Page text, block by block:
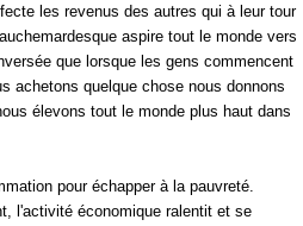
les revenus des autres qui à leur tour
aspire tout le monde vers
que lorsque les gens commencent
achetons quelque chose nous donnons
élevons tout le monde plus haut dans
pour échapper à la pauvreté.
l'activité économique ralentit et se